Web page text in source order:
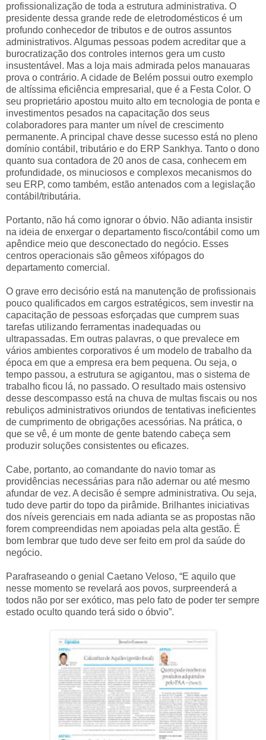
profissionalização de toda a estrutura administrativa. O
presidente dessa grande rede de eletrodomésticos é um
profundo conhecedor de tributos e de outros assuntos
administrativos. Algumas pessoas podem acreditar que a
burocratização dos controles internos gera um custo
insustentável. Mas a loja mais admirada pelos manauaras
prova o contrário. A cidade de Belém possui outro exemplo
de altíssima eficiência empresarial, que é a Festa Color. O
seu proprietário apostou muito alto em tecnologia de ponta e
investimentos pesados na capacitação dos seus
colaboradores para manter um nível de crescimento
permanente. A principal chave desse sucesso está no pleno
domínio contábil, tributário e do ERP Sankhya. Tanto o dono
quanto sua contadora de 20 anos de casa, conhecem em
profundidade, os minuciosos e complexos mecanismos do
seu ERP, como também, estão antenados com a legislação
contábil/tributária.
Portanto, não há como ignorar o óbvio. Não adianta insistir
na ideia de enxergar o departamento fisco/contábil como um
apêndice meio que desconectado do negócio. Esses
centros operacionais são gêmeos xifópagos do
departamento comercial.
O grave erro decisório está na manutenção de profissionais
pouco qualificados em cargos estratégicos, sem investir na
capacitação de pessoas esforçadas que cumprem suas
tarefas utilizando ferramentas inadequadas ou
ultrapassadas. Em outras palavras, o que prevalece em
vários ambientes corporativos é um modelo de trabalho da
época em que a empresa era bem pequena. Ou seja, o
tempo passou, a estrutura se agigantou, mas o sistema de
trabalho ficou lá, no passado. O resultado mais ostensivo
desse descompasso está na chuva de multas fiscais ou nos
rebuliços administrativos oriundos de tentativas ineficientes
de cumprimento de obrigações acessórias. Na prática, o
que se vê, é um monte de gente batendo cabeça sem
produzir soluções consistentes ou eficazes.
Cabe, portanto, ao comandante do navio tomar as
providências necessárias para não adernar ou até mesmo
afundar de vez. A decisão é sempre administrativa. Ou seja,
tudo deve partir do topo da pirâmide. Brilhantes iniciativas
dos níveis gerenciais em nada adianta se as propostas não
forem compreendidas nem apoiadas pela alta gestão. É
bom lembrar que tudo deve ser feito em prol da saúde do
negócio.
Parafraseando o genial Caetano Veloso, “E aquilo que
nesse momento se revelará aos povos, surpreenderá a
todos não por ser exótico, mas pelo fato de poder ter sempre
estado oculto quando terá sido o óbvio”.